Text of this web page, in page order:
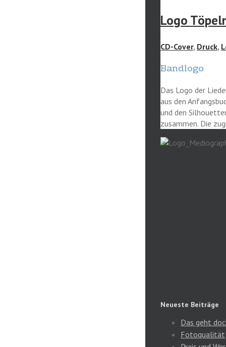
Logo
CD-Cover, Druck,
Bandlogo
Das Logo der
aus den
und den
zusammen. Die
Neueste Beiträge
Das geht
Fotoqualität